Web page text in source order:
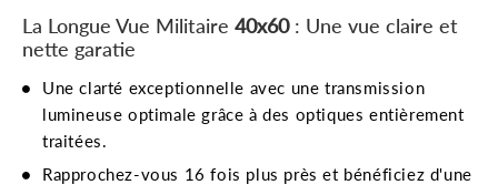
La Longue Vue Militaire 40x60: Une vue claire et
nette garatie
Une clarté exceptionnelle avec une transmission
lumineuse optimale grâce à des optiques entièrement
traitées.
Rapprochez-vous 16 fois plus près et bénéficiez d'une